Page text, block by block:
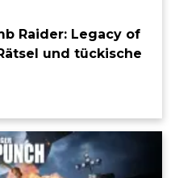
Raider: Legacy of
und tückische